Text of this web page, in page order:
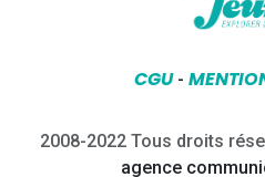
CGU-
2008-2022 Tous droits
agence